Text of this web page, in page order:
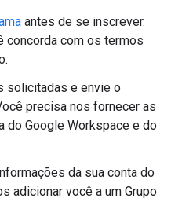
antes de se inscrever.
concorda com os termos
solicitadas e envie o
precisa nos fornecer as
do Google Workspace e do
da sua conta do
adicionar você a um Grupo